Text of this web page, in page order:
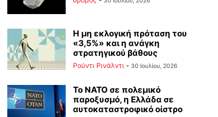
Η μη εκλογική πρόταση του
«3,5%» και η ανάγκη
στρατηγικού βάθους
Ρούντι Ρινάλντι - 30 Ιουλίου, 2026
Το ΝΑΤΟ σε πολεμικό
παροξυσμό, η Ελλάδα σε
αυτοκαταστροφικό οίστρο